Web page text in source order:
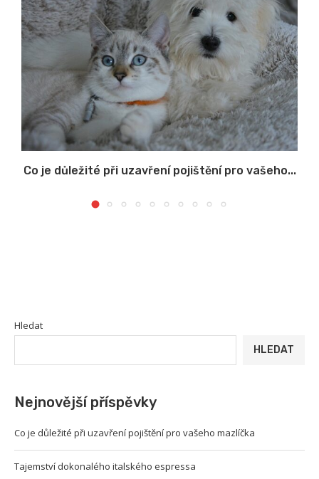
Co je důležité při uzavření pojištění pro vašeho...
Hledat
HLEDAT
Nejnovější příspěvky
Co je důležité při uzavření pojištění pro vašeho mazlíčka
Tajemství dokonalého italského espressa